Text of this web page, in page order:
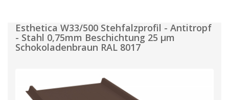
Esthetica W33/500 Stehfalzprofil - Antitropf
- Stahl 0,75mm Beschichtung 25 µm
Schokoladenbraun RAL 8017